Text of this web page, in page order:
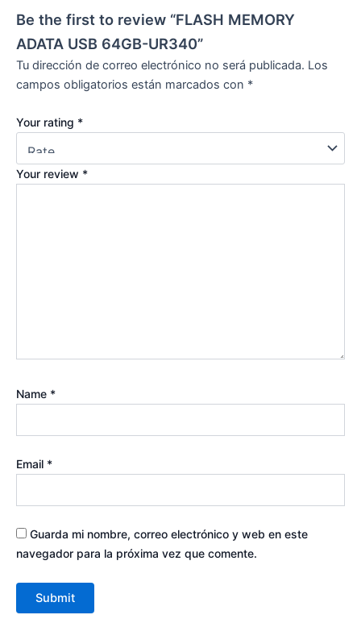
Be the first to review “FLASH MEMORY
ADATA USB 64GB-UR340”
Tu dirección de correo electrónico no será publicada. Los
campos obligatorios están marcados con *
Your rating *
Your review *
Name *
Email *
Guarda mi nombre, correo electrónico y web en este
navegador para la próxima vez que comente.